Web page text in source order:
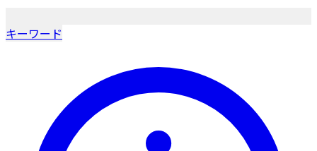
キーワード